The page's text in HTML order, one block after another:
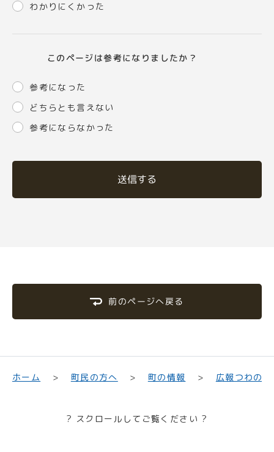
わかりにくかった
このページは参考になりましたか？
参考になった
どちらとも言えない
参考にならなかった
送信する
前のページへ戻る
ホーム 町民の方へ 町の情報 広報つわの
? スクロールしてご覧ください ?